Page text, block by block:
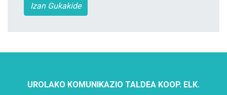
Izan Gukakide
UROLAKO KOMUNIKAZIO TALDEA KOOP. ELK.